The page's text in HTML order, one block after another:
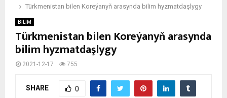
Türkmenistan bilen Koreýanyň arasynda bilim hyzmatdaşlygy
BILIM
Türkmenistan bilen Koreýanyň arasynda
bilim hyzmatdaşlygy
2021-12-17 755
SHARE 0